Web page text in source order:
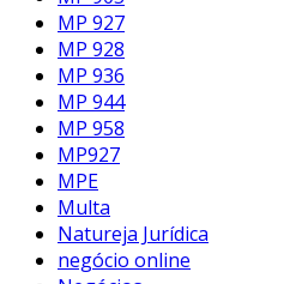
MP 927
MP 928
MP 936
MP 944
MP 958
MP927
MPE
Multa
Natureja Jurídica
negócio online